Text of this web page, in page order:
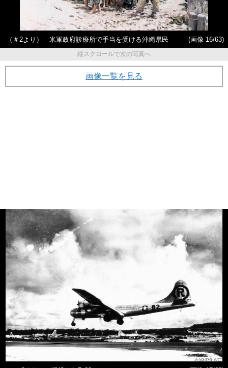
（＃2より） 米軍政府診療所で手当を受ける沖縄県民
(画像 16/63)
縦スクロールで次の写真へ
画像一覧を見る